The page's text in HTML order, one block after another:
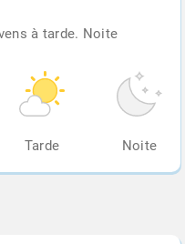
à tarde. Noite
Tarde Noite